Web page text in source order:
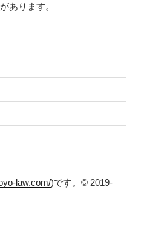
あります。
law.com/)です。© 2019-